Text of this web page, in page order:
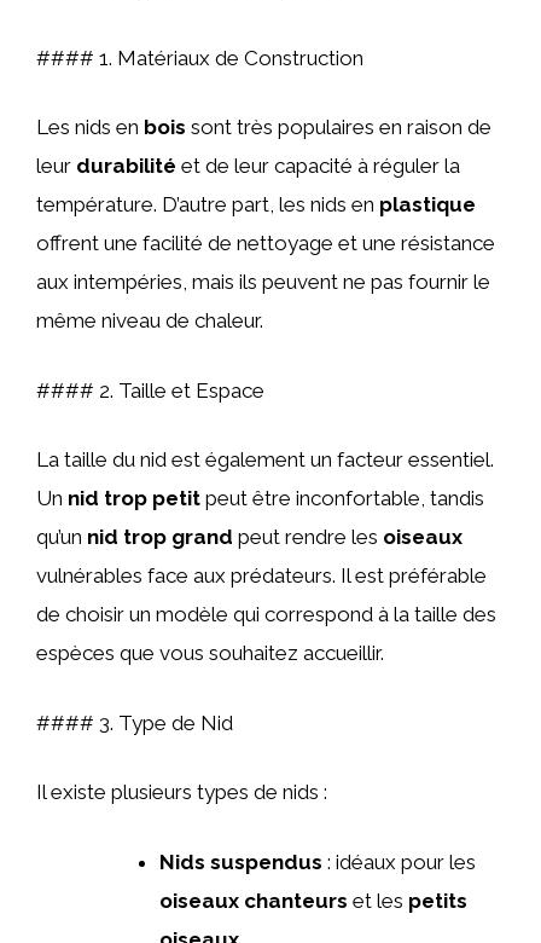
#### 1. Matériaux de Construction
Les nids en bois sont très populaires en raison de
leur durabilité et de leur capacité à réguler la
température. D’autre part, les nids en plastique
offrent une facilité de nettoyage et une résistance
aux intempéries, mais ils peuvent ne pas fournir le
même niveau de chaleur.
#### 2. Taille et Espace
La taille du nid est également un facteur essentiel.
Un nid trop petit peut être inconfortable, tandis
qu’un nid trop grand peut rendre les oiseaux
vulnérables face aux prédateurs. Il est préférable
de choisir un modèle qui correspond à la taille des
espèces que vous souhaitez accueillir.
#### 3. Type de Nid
Il existe plusieurs types de nids :
Nids suspendus : idéaux pour les
oiseaux chanteurs et les petits